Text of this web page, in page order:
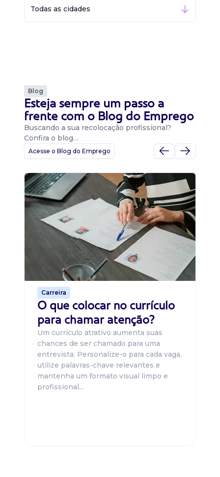
Todas as cidades
Blog
Esteja sempre um passo a
frente com o Blog do Emprego
Buscando a sua recolocação profissional?
Confira o blog…
Acesse o Blog do Emprego
Carreira
O que colocar no currículo
para chamar atenção?
Um currículo atrativo aumenta suas
chances de ser chamado para uma
entrevista. Personalize-o para cada vaga,
utilize palavras-chave relevantes e
mantenha um formato visual limpo e
profissional...